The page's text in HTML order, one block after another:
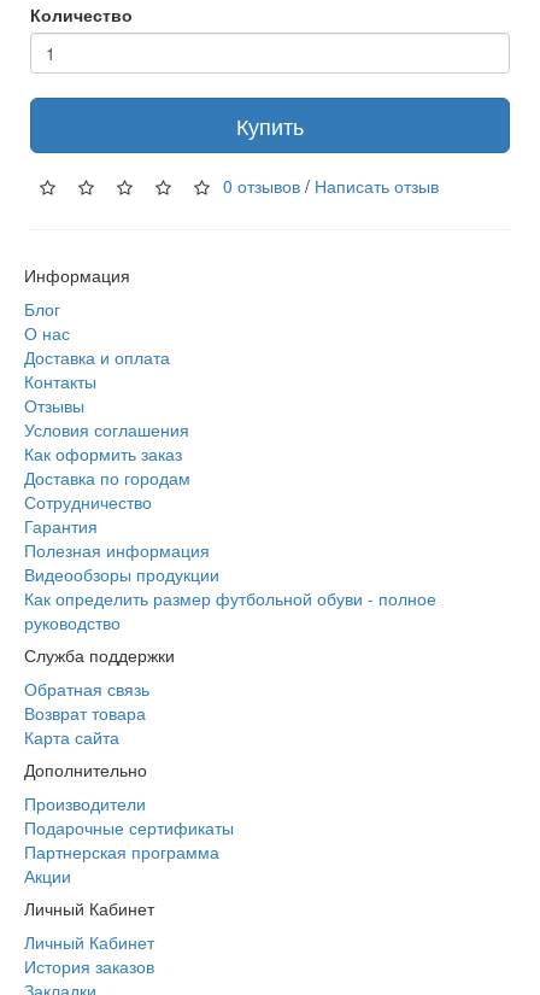
Количество
Купить
0 отзывов / Написать отзыв
Информация
Блог
О нас
Доставка и оплата
Контакты
Отзывы
Условия соглашения
Как оформить заказ
Доставка по городам
Сотрудничество
Гарантия
Полезная информация
Видеообзоры продукции
Как определить размер футбольной обуви - полное
руководство
Служба поддержки
Обратная связь
Возврат товара
Карта сайта
Дополнительно
Производители
Подарочные сертификаты
Партнерская программа
Акции
Личный Кабинет
Личный Кабинет
История заказов
Закладки